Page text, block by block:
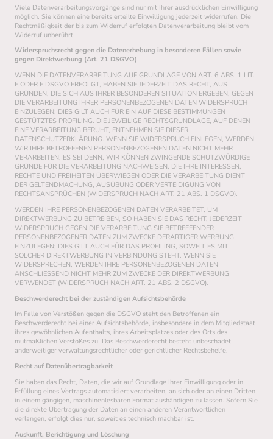
Viele Datenverarbeitungsvorgänge sind nur mit Ihrer ausdrücklichen Einwilligung
möglich. Sie können eine bereits erteilte Einwilligung jederzeit widerrufen. Die
Rechtmäßigkeit der bis zum Widerruf erfolgten Datenverarbeitung bleibt vom
Widerruf unberührt.
Widerspruchsrecht gegen die Datenerhebung in besonderen Fällen sowie
gegen Direktwerbung (Art. 21 DSGVO)
WENN DIE DATENVERARBEITUNG AUF GRUNDLAGE VON ART. 6 ABS. 1 LIT.
E ODER F DSGVO ERFOLGT, HABEN SIE JEDERZEIT DAS RECHT, AUS
GRÜNDEN, DIE SICH AUS IHRER BESONDEREN SITUATION ERGEBEN, GEGEN
DIE VERARBEITUNG IHRER PERSONENBEZOGENEN DATEN WIDERSPRUCH
EINZULEGEN; DIES GILT AUCH FÜR EIN AUF DIESE BESTIMMUNGEN
GESTÜTZTES PROFILING. DIE JEWEILIGE RECHTSGRUNDLAGE, AUF DENEN
EINE VERARBEITUNG BERUHT, ENTNEHMEN SIE DIESER
DATENSCHUTZERKLÄRUNG. WENN SIE WIDERSPRUCH EINLEGEN, WERDEN
WIR IHRE BETROFFENEN PERSONENBEZOGENEN DATEN NICHT MEHR
VERARBEITEN, ES SEI DENN, WIR KÖNNEN ZWINGENDE SCHUTZWÜRDIGE
GRÜNDE FÜR DIE VERARBEITUNG NACHWEISEN, DIE IHRE INTERESSEN,
RECHTE UND FREIHEITEN ÜBERWIEGEN ODER DIE VERARBEITUNG DIENT
DER GELTENDMACHUNG, AUSÜBUNG ODER VERTEIDIGUNG VON
RECHTSANSPRÜCHEN (WIDERSPRUCH NACH ART. 21 ABS. 1 DSGVO).
WERDEN IHRE PERSONENBEZOGENEN DATEN VERARBEITET, UM
DIREKTWERBUNG ZU BETREIBEN, SO HABEN SIE DAS RECHT, JEDERZEIT
WIDERSPRUCH GEGEN DIE VERARBEITUNG SIE BETREFFENDER
PERSONENBEZOGENER DATEN ZUM ZWECKE DERARTIGER WERBUNG
EINZULEGEN; DIES GILT AUCH FÜR DAS PROFILING, SOWEIT ES MIT
SOLCHER DIREKTWERBUNG IN VERBINDUNG STEHT. WENN SIE
WIDERSPRECHEN, WERDEN IHRE PERSONENBEZOGENEN DATEN
ANSCHLIESSEND NICHT MEHR ZUM ZWECKE DER DIREKTWERBUNG
VERWENDET (WIDERSPRUCH NACH ART. 21 ABS. 2 DSGVO).
Beschwerderecht bei der zuständigen Aufsichtsbehörde
Im Falle von Verstößen gegen die DSGVO steht den Betroffenen ein
Beschwerderecht bei einer Aufsichtsbehörde, insbesondere in dem Mitgliedstaat
ihres gewöhnlichen Aufenthalts, ihres Arbeitsplatzes oder des Orts des
mutmaßlichen Verstoßes zu. Das Beschwerderecht besteht unbeschadet
anderweitiger verwaltungsrechtlicher oder gerichtlicher Rechtsbehelfe.
Recht auf Datenübertragbarkeit
Sie haben das Recht, Daten, die wir auf Grundlage Ihrer Einwilligung oder in
Erfüllung eines Vertrags automatisiert verarbeiten, an sich oder an einen Dritten
in einem gängigen, maschinenlesbaren Format aushändigen zu lassen. Sofern Sie
die direkte Übertragung der Daten an einen anderen Verantwortlichen
verlangen, erfolgt dies nur, soweit es technisch machbar ist.
Auskunft, Berichtigung und Löschung